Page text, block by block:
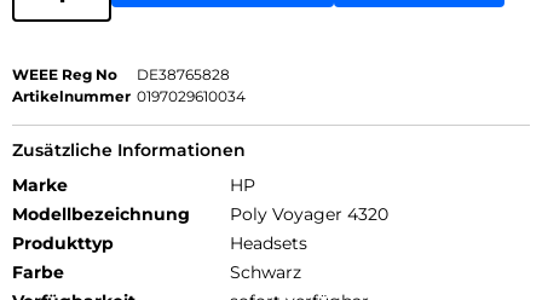
WEEE Reg No
DE38765828
Artikelnummer 0197029610034
Zusätzliche Informationen
Marke
HP
Modellbezeichnung
Poly Voyager 4320
Produkttyp
Headsets
Farbe
Schwarz